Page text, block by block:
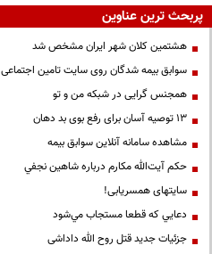
پربحث ترین عناوین
هشتمین کلان شهر ایران مشخص شد
سوابق بیمه شدگان روی سایت تامین اجتماعی
همجنس گرایی در شبکه من و تو
13 توصیه آسان برای رفع بوی بد دهان
مشاهده سامانه آنلاين سوابق بیمه
حكم آيت‌الله مكارم درباره شاهين نجفي
سایتهای همسریابی!
دعايي كه قطعا مستجاب مي‌شود
جزئیات جدید قتل روح الله داداشی